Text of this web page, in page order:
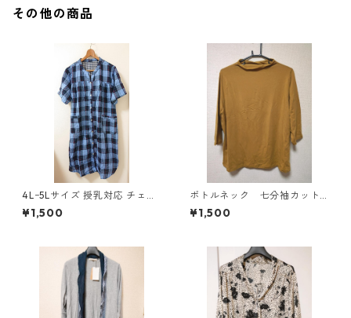
その他の商品
4Lｰ5Lサイズ 授乳対応 チェッ
ク柄 半袖ルームウェア マタニ
ティ ブルー系/グレー ◆KIY-1
¥1,500
ボトルネック 七分袖カット
ソー ４Ｌ マスタード KA
E-4816
¥1,500